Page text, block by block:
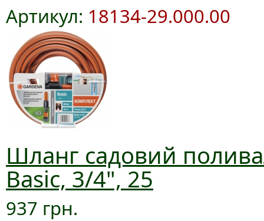
Артикул: 18134-29.000.00
Шланг садовий
Basic, 3/4", 25
937 грн.